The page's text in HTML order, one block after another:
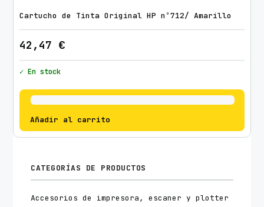
Cartucho de Tinta Original HP nº712/ Amarillo
42,47 €
✓ En stock
Añadir al carrito
CATEGORÍAS DE PRODUCTOS
Accesorios de impresora, escaner y plotter